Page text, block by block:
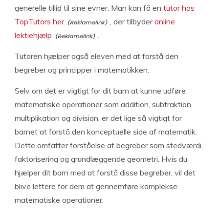
generelle tillid til sine evner. Man kan få en tutor hos
TopTutors her
, der tilbyderonline
lektiehjælp
.
Tutoren hjælper også eleven med at forstå den
begreber og principper i matematikken.
Selv om det er vigtigt for dit barn at kunne udføre
matematiske operationer som addition, subtraktion,
multiplikation og division, er det lige så vigtigt for
barnet at forstå den konceptuelle side af matematik.
Dette omfatter forståelse af begreber som stedværdi,
faktorisering og grundlæggende geometri. Hvis du
hjælper dit barn med at forstå disse begreber, vil det
blive lettere for dem at gennemføre komplekse
matematiske operationer.